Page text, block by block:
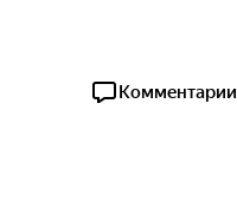
Комментарии